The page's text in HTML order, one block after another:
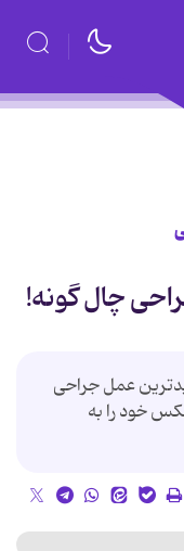
چال گونه!
عمل جراحی
خود را به